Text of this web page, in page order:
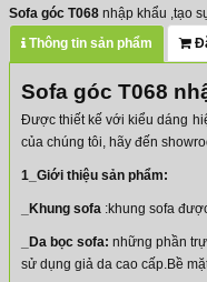
Sofa góc T068 nhập khẩu ,tạo
Thông tin sản phẩm
Sofa góc T068
Được thiết kế với kiểu dáng
của chúng tôi, hãy đến
1_Giới thiệu sản phẩm:
_Khung sofa :khung sofa
_Da bọc sofa: những phần
sử dụng giả da cao cấp.Bề